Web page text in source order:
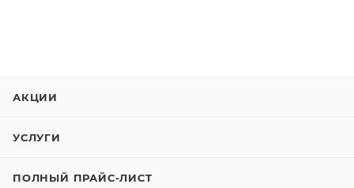
АКЦИИ
УСЛУГИ
ПОЛНЫЙ ПРАЙС-ЛИСТ